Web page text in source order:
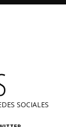
SOCIALES